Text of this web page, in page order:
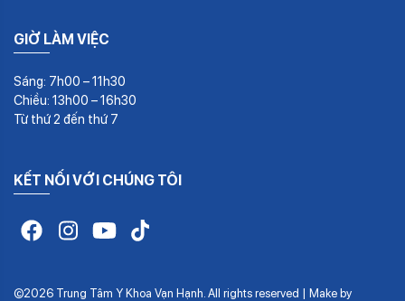
GIỜ LÀM VIỆC
Sáng: 7h00 – 11h30
Chiều: 13h00 – 16h30
Từ thứ 2 đến thứ 7
KẾT NỐI VỚI CHÚNG TÔI
©2026 Trung Tâm Y Khoa Vạn Hạnh. All rights reserved | Make by